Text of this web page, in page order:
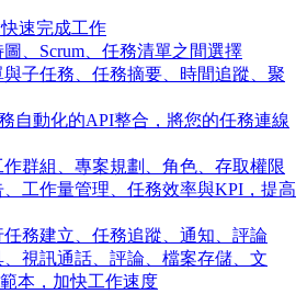
速完成工作
、Scrum、任務清單之間選擇
子任務、任務摘要、時間追蹤、聚
自動化的API整合，將您的任務連線
群組、專案規劃、角色、存取權限
工作量管理、任務效率與KPI，提高
務建立、任務追蹤、通知、評論
視訊通話、評論、檔案存儲、文
本，加快工作速度